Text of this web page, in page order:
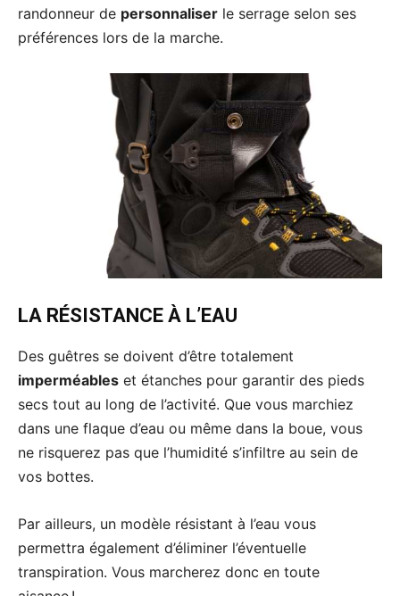
randonneur de personnaliser le serrage selon ses
préférences lors de la marche.
LA RÉSISTANCE À L’EAU
Des guêtres se doivent d’être totalement
imperméables et étanches pour garantir des pieds
secs tout au long de l’activité. Que vous marchiez
dans une flaque d’eau ou même dans la boue, vous
ne risquerez pas que l’humidité s’infiltre au sein de
vos bottes.
Par ailleurs, un modèle résistant à l’eau vous
permettra également d’éliminer l’éventuelle
transpiration. Vous marcherez donc en toute